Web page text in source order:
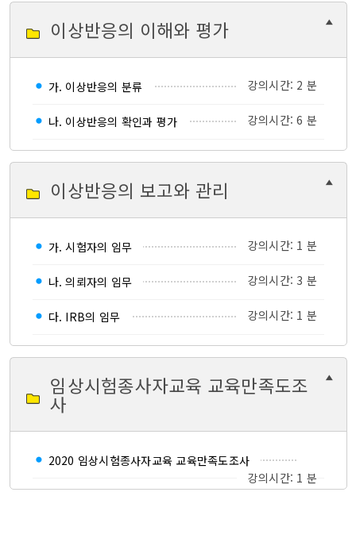
이상반응의 이해와 평가
가. 이상반응의 분류 강의시간: 2 분
나. 이상반응의 확인과 평가 강의시간: 6 분
이상반응의 보고와 관리
가. 시험자의 임무 강의시간: 1 분
나. 의뢰자의 임무 강의시간: 3 분
다. IRB의 임무 강의시간: 1 분
임상시험종사자교육 교육만족도조
사
2020 임상시험종사자교육 교육만족도조사
강의시간: 1 분